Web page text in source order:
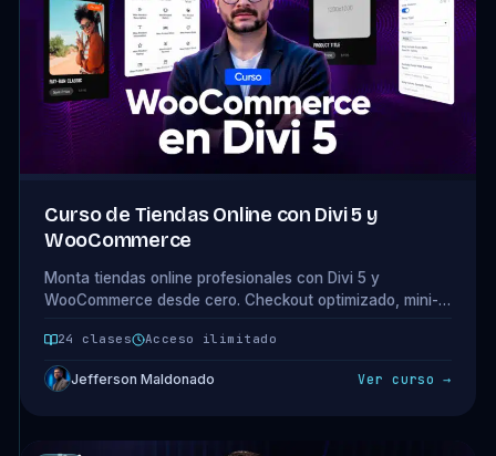
Curso de Tiendas Online con Divi 5 y
WooCommerce
Monta tiendas online profesionales con Divi 5 y
WooCommerce desde cero. Checkout optimizado, mini-
que convierten. 4 módulos · 24 clases.
24 clases Acceso ilimitado
Jefferson Maldonado Ver curso →